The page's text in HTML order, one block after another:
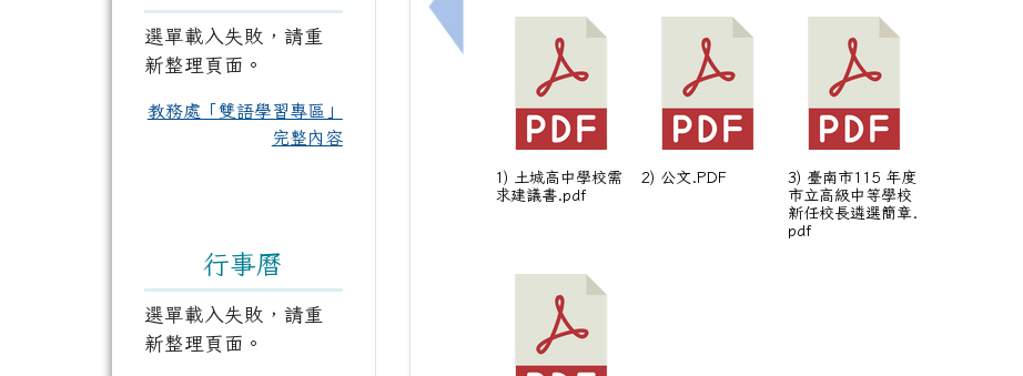
選單載入失敗，請重
新整理頁面。
教務處「雙語學習專區」
完整內容
行事曆
選單載入失敗，請重
新整理頁面。
上一筆：本府115學年度特約托育機構名單1份
1) 土城高中學校需
求建議書.pdf
2) 公文.PDF
3) 臺南市115 年度
市立高級中等學校
新任校長遴選簡章.
pdf